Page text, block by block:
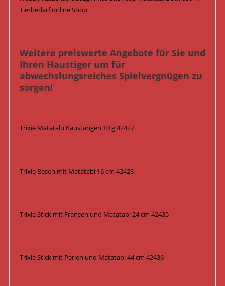
Tierbedarf online Shop
Weitere preiswerte Angebote für Sie und
Ihren Haustiger um für
abwechslungsreiches Spielvergnügen zu
sorgen!
Trixie Matatabi Kaustangen 10 g 42427
Trixie Besen mit Matatabi 16 cm 42428
Trixie Stick mit Fransen und Matatabi 24 cm 42435
Trixie Stick mit Perlen und Matatabi 44 cm 42436